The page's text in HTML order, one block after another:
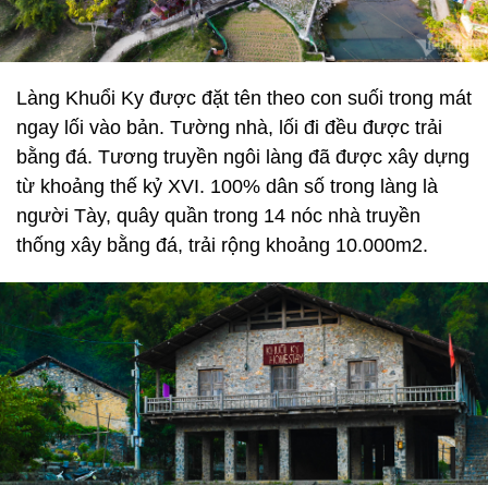
Làng Khuổi Ky được đặt tên theo con suối trong mát
ngay lối vào bản. Tường nhà, lối đi đều được trải
bằng đá. Tương truyền ngôi làng đã được xây dựng
từ khoảng thế kỷ XVI. 100% dân số trong làng là
người Tày, quây quần trong 14 nóc nhà truyền
thống xây bằng đá, trải rộng khoảng 10.000m2.